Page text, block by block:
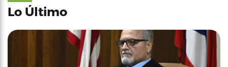
Lo Último